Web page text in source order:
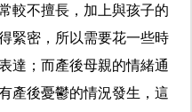
較不擅長，加上與孩子的
緊密，所以需要花一些時
達；而產後母親的情緒通
產後憂鬱的情況發生，這